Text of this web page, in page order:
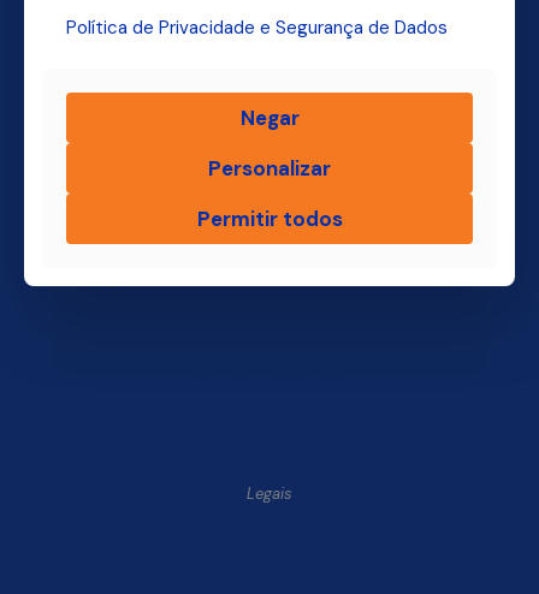
Finsol
Produtos
Blog Finsol
Legais
Política de Privacidade e Segurança de Dados
Negar
Personalizar
Permitir todos